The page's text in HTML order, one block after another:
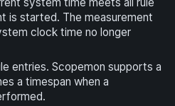
is started. The measurement
clock time no longer
entries. Scopemon supports a
a timespan when a